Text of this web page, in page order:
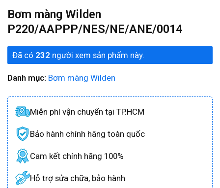
Bơm màng Wilden
P220/AAPPP/NES/NE/ANE/0014
Đã có 232 người xem sản phẩm này.
Danh mục: Bơm màng Wilden
Miễn phí vận chuyển tại TP.HCM
Bảo hành chính hãng toàn quốc
Cam kết chính hãng 100%
Hỗ trợ sửa chữa, bảo hành